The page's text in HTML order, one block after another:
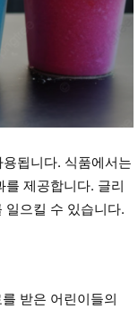
됩니다. 식품에서는
제공합니다. 글리
일으킬 수 있습니다.
받은 어린이들의